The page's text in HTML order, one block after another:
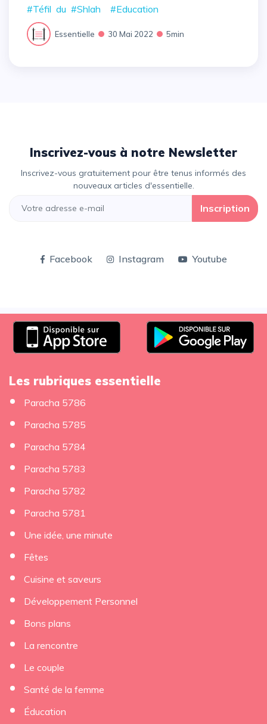
#Téfil du #Shlah #Education
Essentielle 30 Mai 2022 5min
Inscrivez-vous à notre Newsletter
Inscrivez-vous gratuitement pour être tenus informés des
nouveaux articles d'essentielle.
Inscription
Facebook Instagram Youtube
Les rubriques essentielle
Paracha 5786
Paracha 5785
Paracha 5784
Paracha 5783
Paracha 5782
Paracha 5781
Une idée, une minute
Fêtes
Cuisine et saveurs
Développement Personnel
Bons plans
La rencontre
Le couple
Santé de la femme
Éducation